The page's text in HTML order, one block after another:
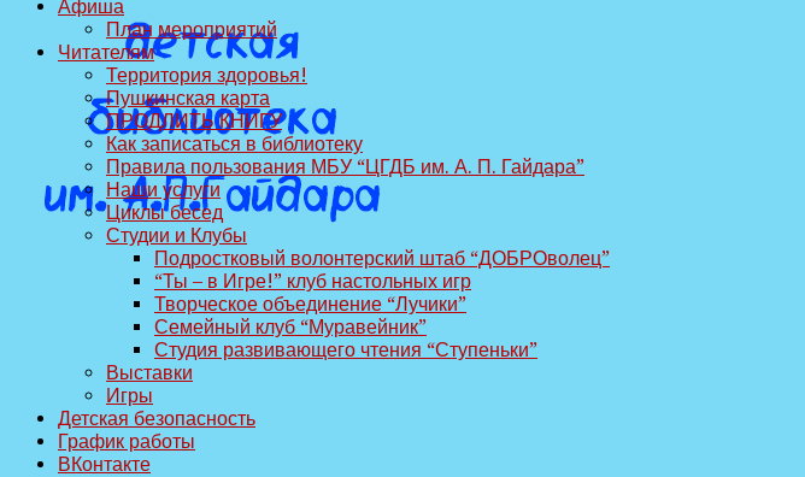
Афиша
План мероприятий
Читателям
Территория здоровья!
Пушкинская карта
ПРОДЛИТЬ КНИГУ
Как записаться в библиотеку
Правила пользования МБУ “ЦГДБ им. А. П. Гайдара”
Наши услуги
Циклы бесед
Студии и Клубы
Подростковый волонтерский штаб “ДОБРОволец”
“Ты – в Игре!” клуб настольных игр
Творческое объединение “Лучики”
Семейный клуб “Муравейник”
Студия развивающего чтения “Ступеньки”
Выставки
Игры
Детская безопасность
График работы
ВКонтакте